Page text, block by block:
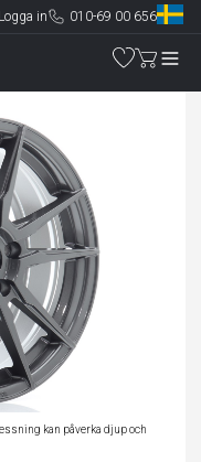
Logga in 010-69 00 656
kan påverka djup och